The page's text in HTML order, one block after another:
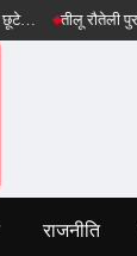
रौतेली पुरस्कार के
राजनीति